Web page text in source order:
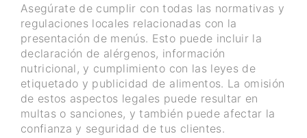
Asegúrate de cumplir con todas las normativas y
regulaciones locales relacionadas con la
presentación de menús. Esto puede incluir la
declaración de alérgenos, información
nutricional, y cumplimiento con las leyes de
etiquetado y publicidad de alimentos. La omisión
de estos aspectos legales puede resultar en
multas o sanciones, y también puede afectar la
confianza y seguridad de tus clientes.